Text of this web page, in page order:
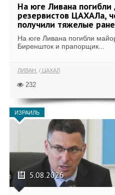
На юге Ливана погибли
резервистов ЦАХАЛа,
получили тяжелые
На юге Ливана погибли
Биреншток и прапорщик...
ЛИВАН ЦАХАЛ
232
ИЗРАИЛЬ
5.08.2026